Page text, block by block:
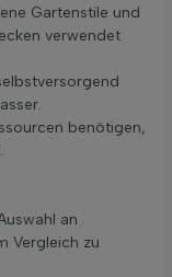
Gartenstile und
verwendet
benötigen,
an
Vergleich zu